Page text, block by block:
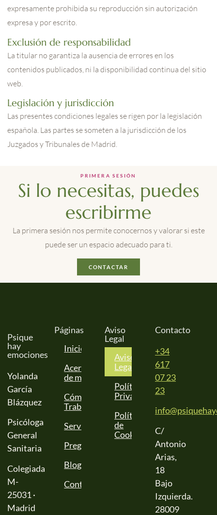
expresamente prohibida su reproducción sin autorización
expresa y por escrito.
Exclusión de responsabilidad
La titular no garantiza la ausencia de errores en los
contenidos publicados, ni la disponibilidad continua del sitio
web.
Legislación y jurisdicción
Las presentes condiciones legales se rigen por la legislación
española. Las partes se someten a la jurisdicción de los
Juzgados y Tribunales de Madrid.
PRIMERA SESIÓN
Si lo necesitas, puedes
escribirme
La primera sesión nos permite conocernos y valorar si este
puede ser un espacio adecuado para ti.
CONTACTAR
Psique
hay
emociones
Yolanda
García
Blázquez
Psicóloga
General
Sanitaria
Colegiada
M-
25031 ·
Madrid
Páginas
Inicio
Acerca
de mí
Cómo
Trabajo
Servicios
Preguntas
Blog
Contactar
Aviso
Legal
Aviso
Legal
Política de
Privacidad
Política
de
Cookies
Contacto
+34
617
07 23
23
C/
Antonio
Arias,
18
Bajo
Izquierda.
28009